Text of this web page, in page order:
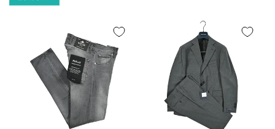
ヒール
高さ
ヒールの上端と下端を結んだ長
さ。